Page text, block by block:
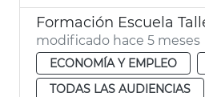
modificado hace 5 meses
ECONOMÍA Y EMPLEO
TODAS LAS AUDIENCIAS